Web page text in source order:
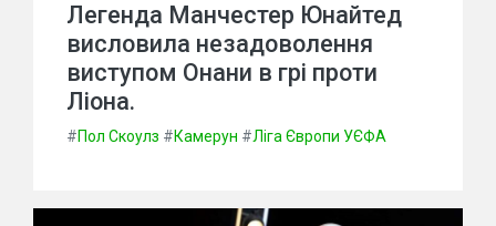
Легенда Манчестер Юнайтед
висловила незадоволення
виступом Онани в грі проти
Ліона.
#Пол Скоулз #Камерун #Ліга Європи УЄФА